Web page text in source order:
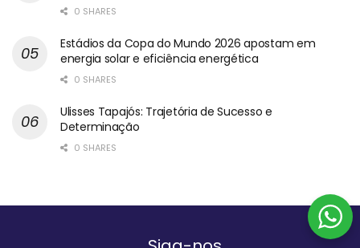
0 SHARES
Estádios da Copa do Mundo 2026 apostam em
energia solar e eficiência energética
0 SHARES
Ulisses Tapajós: Trajetória de Sucesso e
Determinação
0 SHARES